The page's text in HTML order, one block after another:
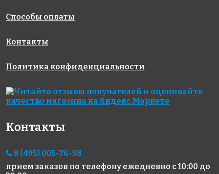
Способы оплаты
Контакты
Политика конфиденциальности
Контакты
8 (495) 005-76-98
прием заказов по телефону ежедневно с 10:00 до